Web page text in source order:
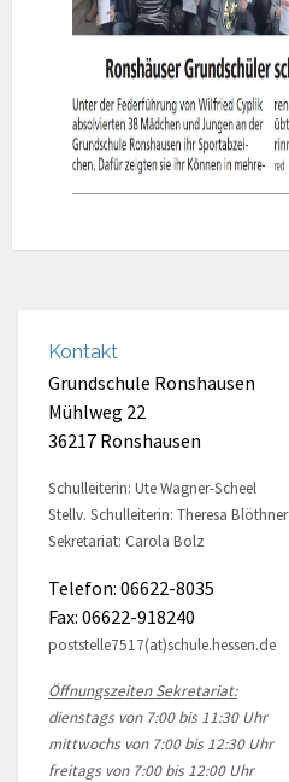
Kontakt
Grundschule Ronshausen
Mühlweg 22
36217 Ronshausen
Schulleiterin: Ute Wagner-Scheel
Stellv. Schulleiterin: Theresa Blöthner
Sekretariat: Carola Bolz
Telefon: 06622-8035
Fax: 06622-918240
poststelle7517(at)schule.hessen.de
Öffnungszeiten Sekretariat:
dienstags von 7:00 bis 11:30 Uhr
mittwochs von 7:00 bis 12:30 Uhr
freitags von 7:00 bis 12:00 Uhr